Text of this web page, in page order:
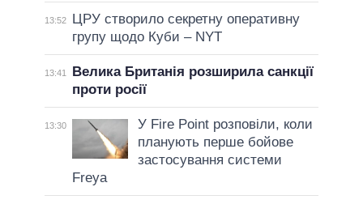
13:52
ЦРУ створило секретну оперативну
групу щодо Куби – NYT
13:41
Велика Британія розширила санкції
проти росії
13:30
У Fire Point розповіли, коли
планують перше бойове
застосування системи
Freya